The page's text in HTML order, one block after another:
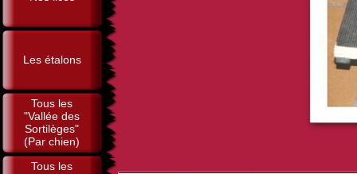
Les étalons
Tous les
"Vallée des
Sortilèges"
(Par chien)
Tous les